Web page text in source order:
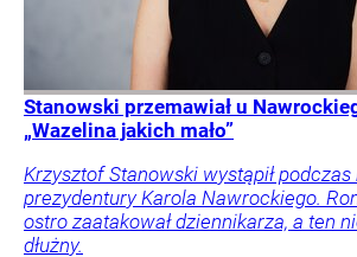
Stanowski przemawiał u
„Wazelina jakich mało”
Krzysztof Stanowski wystąpił
prezydentury Karola Nawrockiego.
ostro zaatakował dziennikarza, a ten
dłużny.